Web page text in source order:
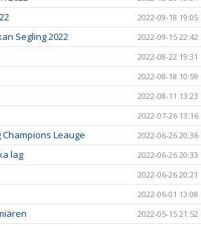
2022-09-18 19:05
Segling 2022 2022-09-15 22:42
2022-08-22 19:31
2022-08-18 10:59
2022-08-11 13:23
2022-07-26 13:16
Champions Leauge 2022-06-26 20:36
lag 2022-06-26 20:33
2022-06-26 20:21
2022-06-01 13:08
2022-05-15 21:52